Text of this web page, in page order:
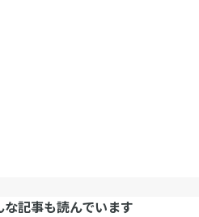
記事も読んでいます